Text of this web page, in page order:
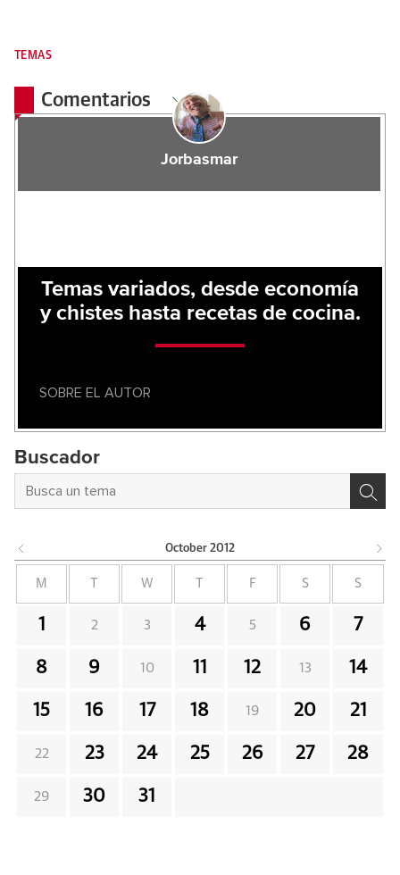
TEMAS
Comentarios
Jorbasmar
Temas variados, desde economía
y chistes hasta recetas de cocina.
SOBRE EL AUTOR
Buscador
October 2012
M T W T F S S
1 2 3 4 5 6 7
8 9 10 11 12 13 14
15 16 17 18 19 20 21
22 23 24 25 26 27 28
29 30 31